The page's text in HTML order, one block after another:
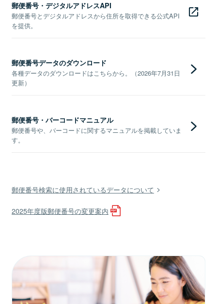
郵便番号・デジタルアドレスAPI
郵便番号とデジタルアドレスから住所を取得できる公式API
を提供。
郵便番号データのダウンロード
各種データのダウンロードはこちらから。（2026年7月31日
更新）
郵便番号・バーコードマニュアル
郵便番号や、バーコードに関するマニュアルを掲載していま
す。
郵便番号検索に使用されているデータについて
2025年度版郵便番号の変更案内